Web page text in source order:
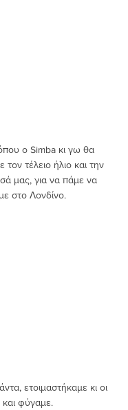
ο Simba κι γω θα
τέλειο ήλιο και την
μας, για να πάμε να
στο Λονδίνο.
ετοιμαστήκαμε κι οι
φύγαμε.